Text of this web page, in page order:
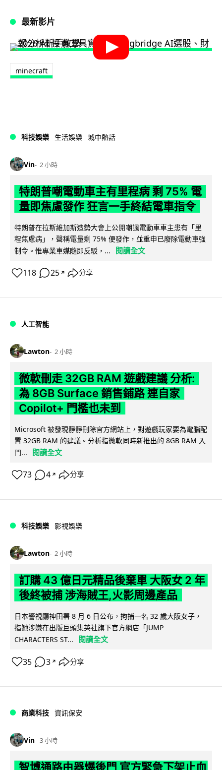
最新影片
minecraft
科技娛樂 生活娛樂 城中熱話
Vin 2 小時
特朗普嘲電動車主有里程病 剩 75% 電
量即焦慮發作 狂言一手終結電車指令
特朗普在拉斯維加斯造勢大會上公開嘲諷電動車車主患有「里
程焦慮病」，聲稱電量剩 75% 便發作，並重申已廢除電動車強
制令。惟專業車媒隨即反駁，...
閱讀全文
118 25 ↗ 分享
人工智能
Lawton 2 小時
微軟刪走 32GB RAM 遊戲建議 分析:
為 8GB Surface 銷售鋪路 連自家
Copilot+ 門檻也未到
Microsoft 被發現靜靜刪除官方網站上，對遊戲玩家要為電腦配
置 32GB RAM 的建議。分析指微軟同時新推出的 8GB RAM 入
門...
閱讀全文
73 4 ↗ 分享
科技娛樂 影視娛樂
Lawton 2 小時
訂購 43 億日元精品後棄單 大阪女 2 年
後終被捕 涉海賊王,火影周邊產品
日本警視廳神田署 8 月 6 日公布，拘捕一名 32 歲大阪女子，
指她涉嫌在出版巨頭集英社旗下官方網店「JUMP
CHARACTERS ST...
閱讀全文
35 3 ↗ 分享
商業科技 資訊保安
Vin 3 小時
智博通路由器爆後門 官方緊急下架止血